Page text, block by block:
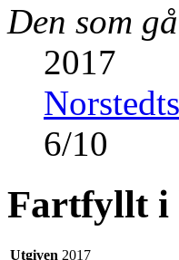
Den som
2017
Norstedts
6/10
Fartfyllt i
Utgiven 2017